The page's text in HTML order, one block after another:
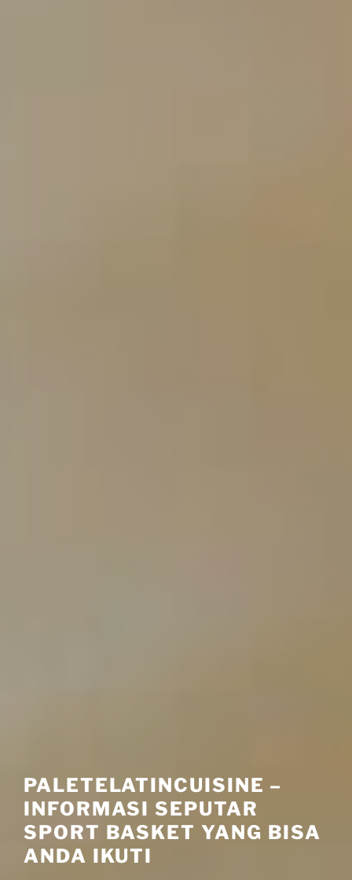
PALETELATINCUISINE –
INFORMASI SEPUTAR
SPORT BASKET YANG BISA
ANDA IKUTI